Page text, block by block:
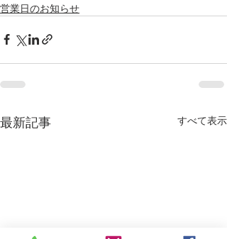
営業日のお知らせ
最新記事 すべて表示